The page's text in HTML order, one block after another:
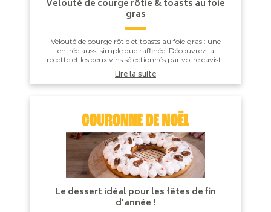
Velouté de courge rôtie & toasts au foie
gras
Velouté de courge rôtie et toasts au foie gras : une
entrée aussi simple que raffinée. Découvrez la
recette et les deux vins sélectionnés par votre caviste
Lire la suite
Le dessert idéal pour les fêtes de fin
d'année !